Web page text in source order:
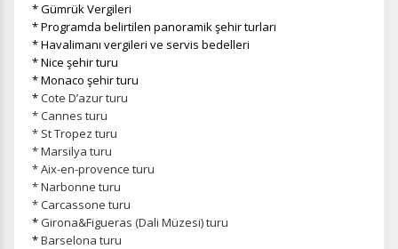
* Gümrük Vergileri
* Programda belirtilen panoramik şehir turları
* Havalimanı vergileri ve servis bedelleri
* Nice şehir turu
* Monaco şehir turu
*Cote D’azur turu
* Cannes turu
* St Tropez turu
* Marsilya turu
* Aix-en-provence turu
* Narbonne turu
* Carcassone turu
*Girona&Figueras (Dali Müzesi) turu
*Barselona turu